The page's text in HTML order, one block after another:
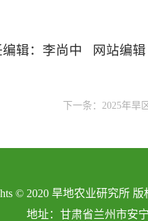
编辑：李尚中 网站编
下一条： 2025年旱
© 2020 旱地农业研究所
地址：甘肃省兰州市安